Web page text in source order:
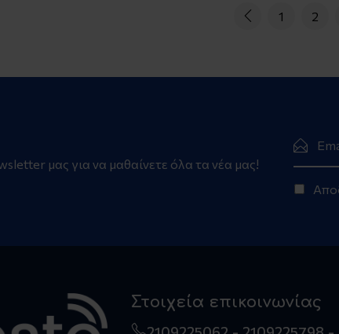
1 2
μας για να μαθαίνετε όλα τα νέα μας!
Στοιχεία επικοινωνίας